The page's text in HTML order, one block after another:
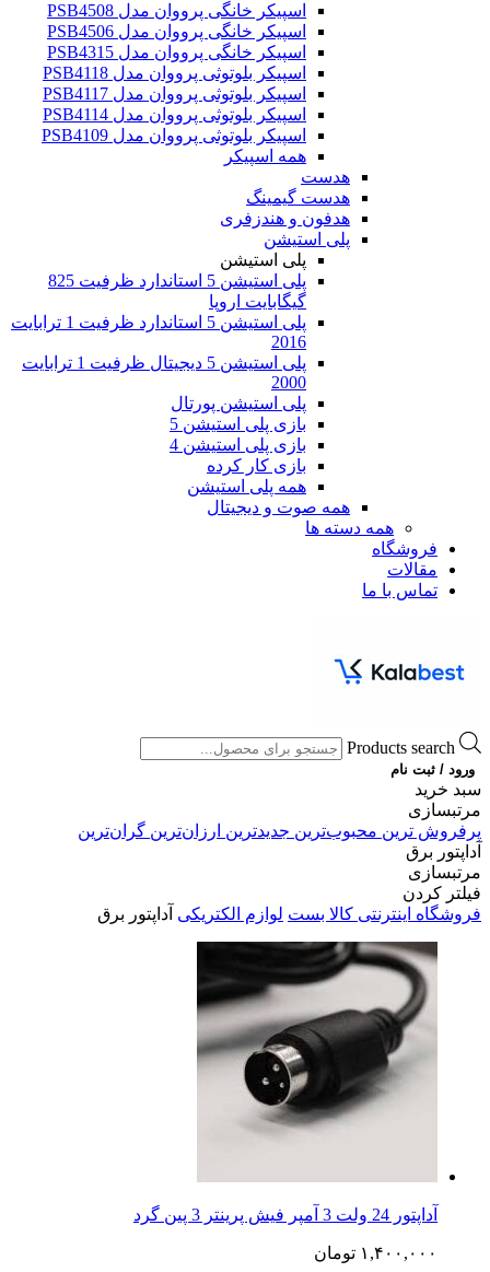
اسپیکر خانگی پرووان مدل PSB4508
اسپیکر خانگی پرووان مدل PSB4506
اسپیکر خانگی پرووان مدل PSB4315
اسپیکر بلوتوثی پرووان مدل PSB4118
اسپیکر بلوتوثی پرووان مدل PSB4117
اسپیکر بلوتوثی پرووان مدل PSB4114
اسپیکر بلوتوثی پرووان مدل PSB4109
همه اسپیکر
هدست
هدست گیمینگ
هدفون و هندزفری
پلی استیشن
پلی استیشن
پلی استیشن 5 استاندارد ظرفیت 825
گیگابایت اروپا
پلی استیشن 5 استاندارد ظرفیت 1 ترابایت
2016
پلی استیشن 5 دیجیتال ظرفیت 1 ترابایت
2000
پلی استیشن پورتال
بازی پلی استیشن 5
بازی پلی استیشن 4
بازی کار کرده
همه پلی استیشن
همه صوت و دیجیتال
همه دسته ها
فروشگاه
مقالات
تماس با ما
Products search
ورود / ثبت نام
سبد خرید
مرتبسازی
پرفروش ترین محبوب‌ترین جدیدترین ارزان‌ترین گران‌ترین
آداپتور برق
مرتبسازی
فیلتر کردن
فروشگاه اینترنتی کالا بست لوازم الکتریکی آداپتور برق
آداپتور 24 ولت 3 آمپر فیش پرینتر 3 پین گرد
۱,۴۰۰,۰۰۰ تومان